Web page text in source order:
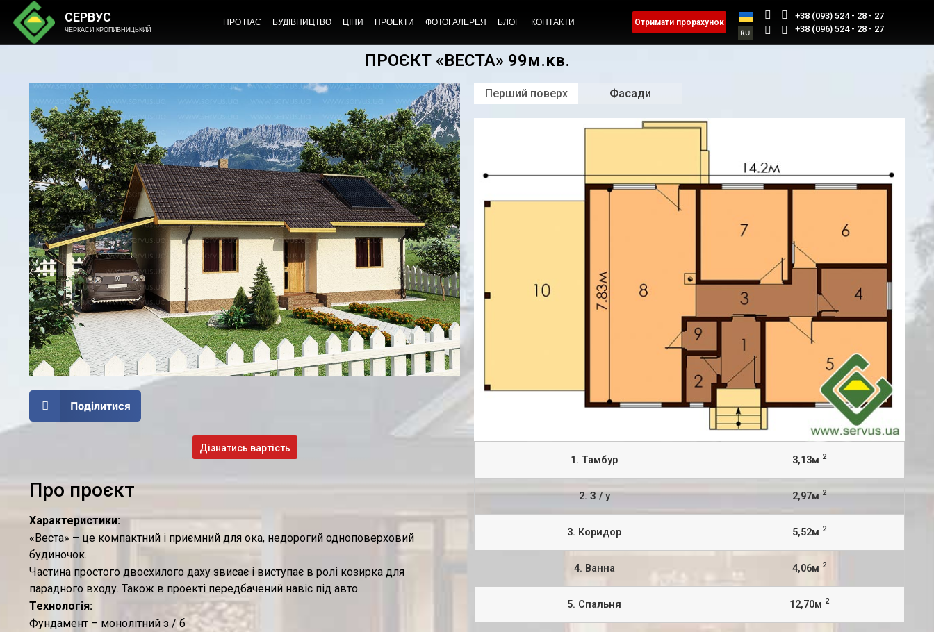
СЕРВУС
ЧЕРКАСИ КРОПИВНИЦЬКИЙ
ПРО НАС БУДІВНИЦТВО ЦІНИ ПРОЕКТИ ФОТОГАЛЕРЕЯ БЛОГ КОНТАКТИ Отримати прорахунок
+38 (093) 524 - 28 - 27
+38 (096) 524 - 28 - 27
ПРОЄКТ «ВЕСТА» 99м.кв.
Поділитися
Дізнатись вартість
Про проєкт
Характеристики:
«Веста» – це компактний і приємний для ока, недорогий одноповерховий
будиночок.
Частина простого двосхилого даху звисає і виступає в ролі козирка для
парадного входу. Також в проекті передбачений навіс під авто.
Технологія:
Фундамент – монолітний з / б
Перший поверх Фасади
1. Тамбур 3,13м 2
2. З / у 2,97м 2
3. Коридор 5,52м 2
4. Ванна 4,06м 2
5. Спальня 12,70м 2